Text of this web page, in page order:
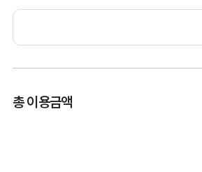
총 이용금액